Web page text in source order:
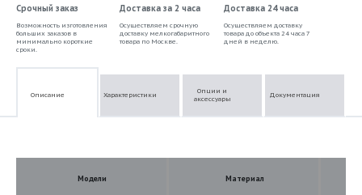
Срочный заказ
Возможность изготовления
больших заказов в
минимально короткие
сроки.
Доставка за 2 часа
Осуществляем срочную
доставку мелкогабаритного
товара по Москве.
Доставка 24 часа
Осуществляем доставку
товара до объекта 24 часа 7
дней в неделю.
Описание Характеристики
Опции и
аксессуары
Документация
Модели Материал